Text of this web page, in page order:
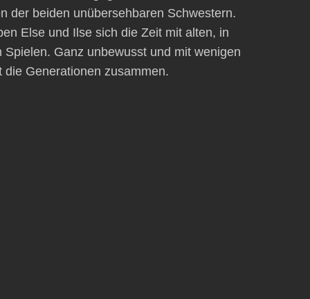
der beiden unübersehbaren Schwestern.
Else und Ilse sich die Zeit mit alten, in
Spielen. Ganz unbewusst und mit wenigen
Generationen zusammen.